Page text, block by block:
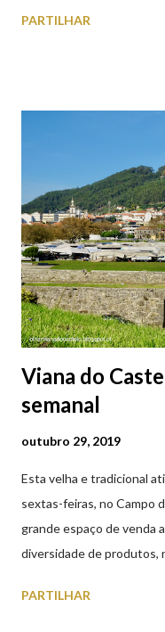
subterrâneos) perto do
subterrâneos. O Parque
2ª a 5ª feira a partir das
PARTILHAR
Viana do
semanal
outubro 29, 2019
Esta velha e tradicional
sextas-feiras, no Campo
grande espaço de venda
diversidade de produtos,
cobres entre muitos
PARTILHAR